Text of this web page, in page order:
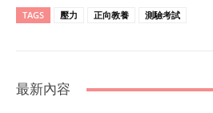
TAGS 壓力 正向教養 測驗考試
最新內容